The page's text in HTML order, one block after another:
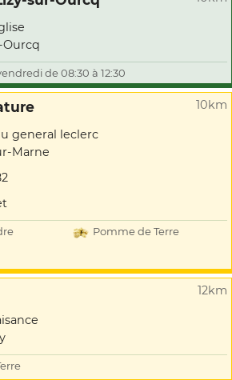
Ourcq
de 08:30 à 12:30
10km
general leclerc
Marne
Pomme de Terre
12km